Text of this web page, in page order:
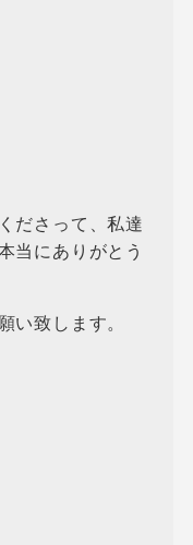
ださって、私達
当にありがとう
い致します。